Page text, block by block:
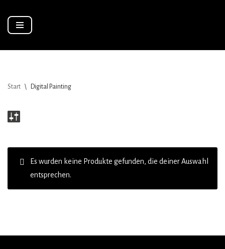
Zum
Start \ Digital Painting
Es wurden keine Produkte gefunden, die deiner Auswahl
entsprechen.